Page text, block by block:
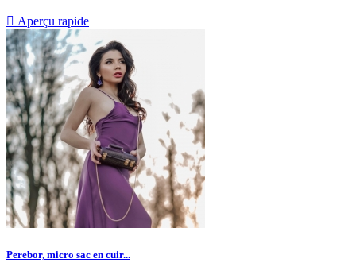
 Aperçu rapide
Perebor, micro sac en cuir...